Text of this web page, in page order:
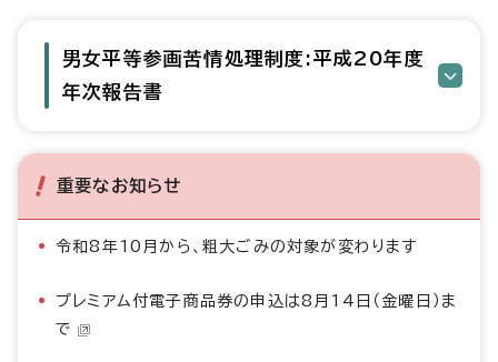
男女平等参画苦情処理制度:平成20年度
年次報告書
重要なお知らせ
令和8年10月から、粗大ごみの対象が変わります
プレミアム付電子商品券の申込は8月14日（金曜日）ま
で